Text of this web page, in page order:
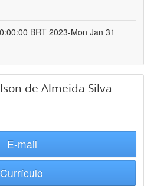
BRT 2023-Mon Jan 31
de Almeida Silva
E-mail
Currículo